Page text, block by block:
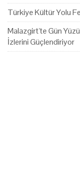
Türkiye Kültür Yolu
Malazgirt'te Gün
İzlerini Güçlendiriyor